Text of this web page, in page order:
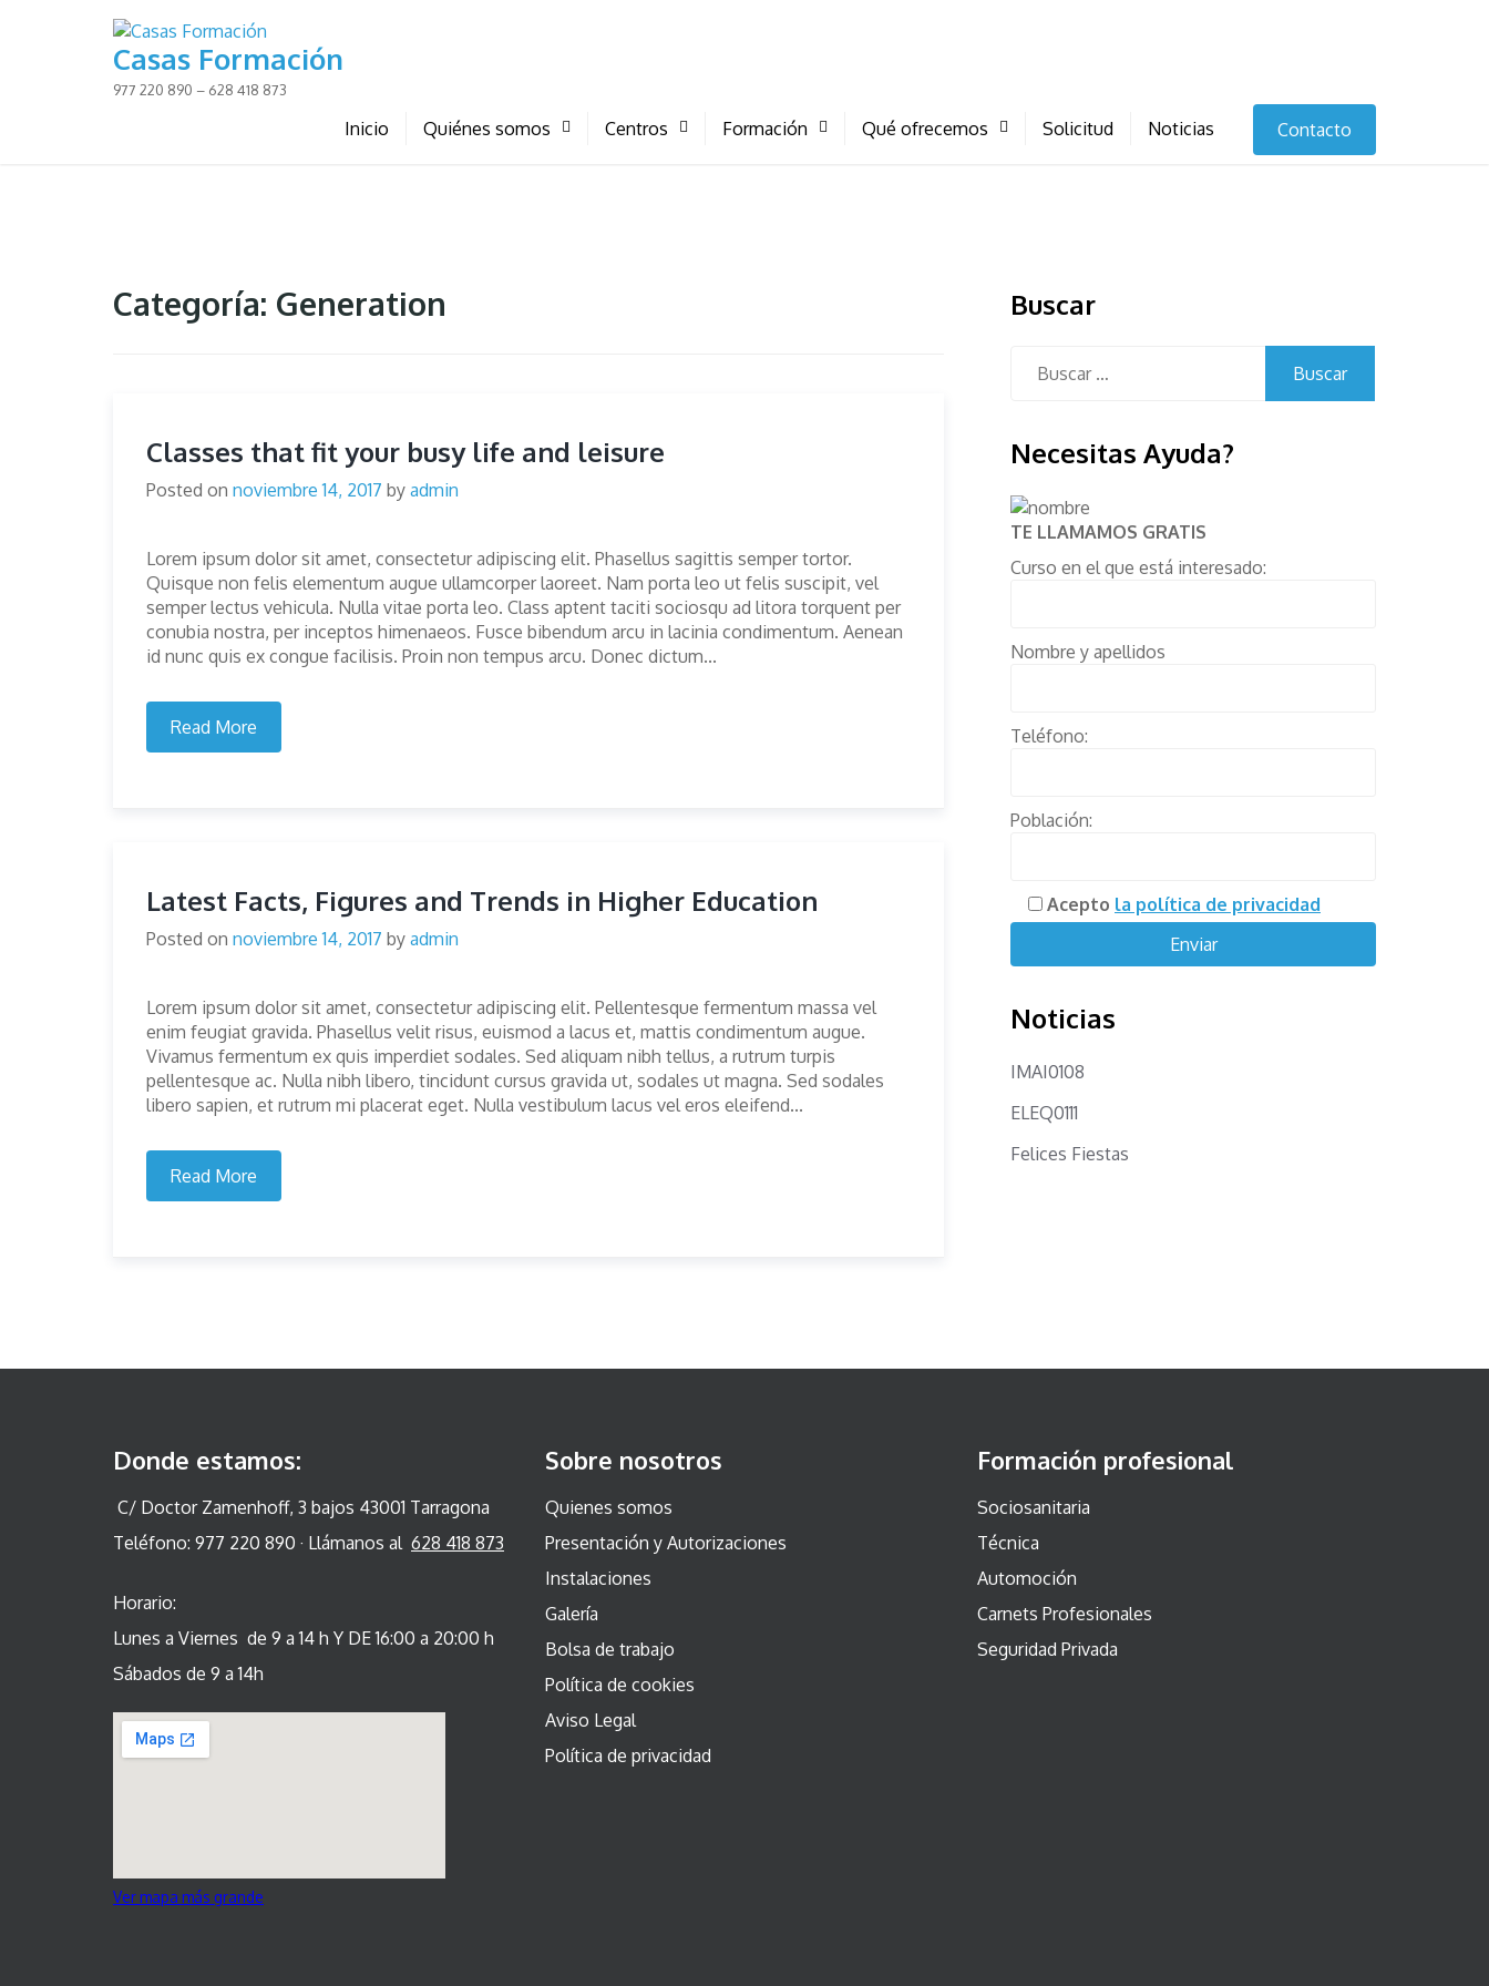
Casas Formación
977 220 890 – 628 418 873
Inicio Quiénes somos Centros Formación Qué ofrecemos Solicitud Noticias Contacto
Categoría: Generation
Classes that fit your busy life and leisure
Posted on noviembre 14, 2017 by admin
Lorem ipsum dolor sit amet, consectetur adipiscing elit. Phasellus sagittis semper tortor.
Quisque non felis elementum augue ullamcorper laoreet. Nam porta leo ut felis suscipit, vel
semper lectus vehicula. Nulla vitae porta leo. Class aptent taciti sociosqu ad litora torquent per
conubia nostra, per inceptos himenaeos. Fusce bibendum arcu in lacinia condimentum. Aenean
id nunc quis ex congue facilisis. Proin non tempus arcu. Donec dictum...
Read More
Latest Facts, Figures and Trends in Higher Education
Posted on noviembre 14, 2017 by admin
Lorem ipsum dolor sit amet, consectetur adipiscing elit. Pellentesque fermentum massa vel
enim feugiat gravida. Phasellus velit risus, euismod a lacus et, mattis condimentum augue.
Vivamus fermentum ex quis imperdiet sodales. Sed aliquam nibh tellus, a rutrum turpis
pellentesque ac. Nulla nibh libero, tincidunt cursus gravida ut, sodales ut magna. Sed sodales
libero sapien, et rutrum mi placerat eget. Nulla vestibulum lacus vel eros eleifend...
Read More
Buscar
Necesitas Ayuda?
TE LLAMAMOS GRATIS
Curso en el que está interesado:
Nombre y apellidos
Teléfono:
Población:
Acepto la política de privacidad
Noticias
IMAI0108
ELEQ0111
Felices Fiestas
Donde estamos:
C/ Doctor Zamenhoff, 3 bajos 43001 Tarragona
Teléfono: 977 220 890 · Llámanos al 628 418 873
Horario:
Lunes a Viernes de 9 a 14 h Y DE 16:00 a 20:00 h
Sábados de 9 a 14h
Ver mapa más grande
Sobre nosotros
Quienes somos
Presentación y Autorizaciones
Instalaciones
Galería
Bolsa de trabajo
Política de cookies
Aviso Legal
Política de privacidad
Formación profesional
Sociosanitaria
Técnica
Automoción
Carnets Profesionales
Seguridad Privada